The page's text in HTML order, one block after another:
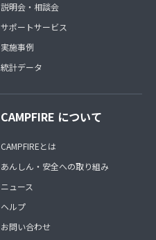
説明会・相談会
サポートサービス
実施事例
統計データ
CAMPFIRE について
CAMPFIREとは
あんしん・安全への取り組み
ニュース
ヘルプ
お問い合わせ